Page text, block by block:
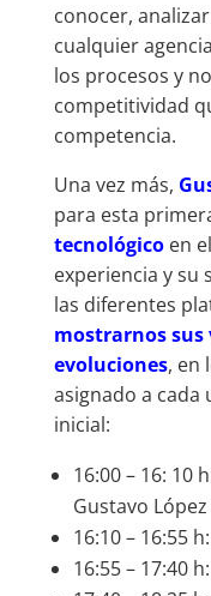
conocer,
cualquier
los procesos y
competitividad
competencia.
Una vez más,
para esta
tecnológico en
experiencia y su
las diferentes
mostrarnos
evoluciones, en
asignado a cada
inicial:
16:00 – 16: 10
Gustavo López
16:10 – 16:55
16:55 – 17:40